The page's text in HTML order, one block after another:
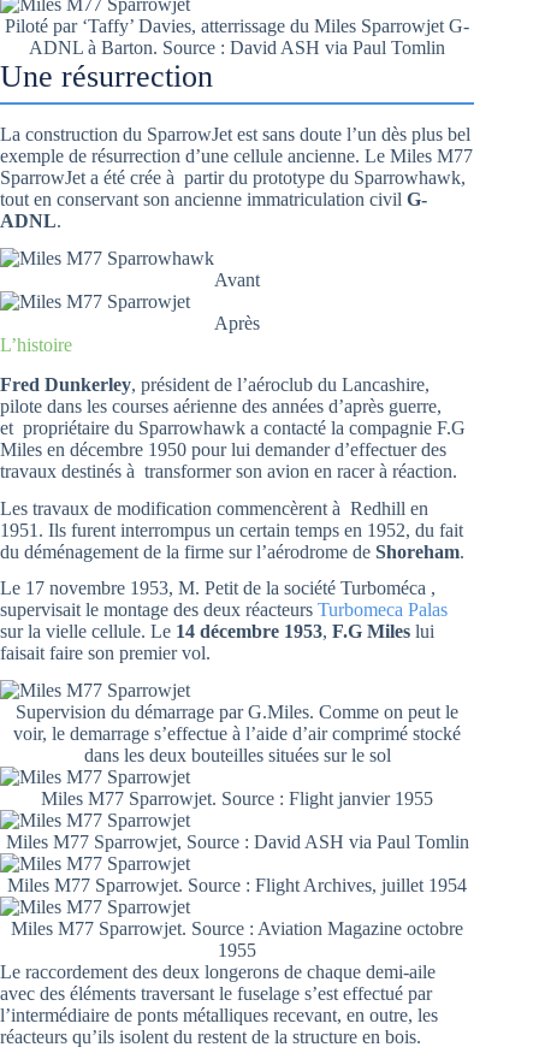
Piloté par ‘Taffy’ Davies, atterrissage du Miles Sparrowjet G-
ADNL à Barton. Source : David ASH via Paul Tomlin
Une résurrection
La construction du SparrowJet est sans doute l’un dès plus bel
exemple de résurrection d’une cellule ancienne. Le Miles M77
SparrowJet a été crée à partir du prototype du Sparrowhawk,
tout en conservant son ancienne immatriculation civil G-
ADNL.
Avant
Après
L’histoire
Fred Dunkerley, président de l’aéroclub du Lancashire,
pilote dans les courses aérienne des années d’après guerre,
et propriétaire du Sparrowhawk a contacté la compagnie F.G
Miles en décembre 1950 pour lui demander d’effectuer des
travaux destinés à transformer son avion en racer à réaction.
Les travaux de modification commencèrent à Redhill en
1951. Ils furent interrompus un certain temps en 1952, du fait
du déménagement de la firme sur l’aérodrome de Shoreham.
Le 17 novembre 1953, M. Petit de la société Turboméca ,
supervisait le montage des deux réacteurs Turbomeca Palas
sur la vielle cellule. Le 14 décembre 1953, F.G Miles lui
faisait faire son premier vol.
Supervision du démarrage par G.Miles. Comme on peut le
voir, le demarrage s’effectue à l’aide d’air comprimé stocké
dans les deux bouteilles situées sur le sol
Miles M77 Sparrowjet. Source : Flight janvier 1955
Miles M77 Sparrowjet, Source : David ASH via Paul Tomlin
Miles M77 Sparrowjet. Source : Flight Archives, juillet 1954
Miles M77 Sparrowjet. Source : Aviation Magazine octobre
1955
Le raccordement des deux longerons de chaque demi-aile
avec des éléments traversant le fuselage s’est effectué par
l’intermédiaire de ponts métalliques recevant, en outre, les
réacteurs qu’ils isolent du restent de la structure en bois.